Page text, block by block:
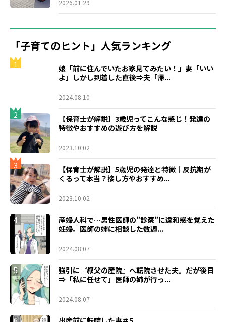
2026.01.29
「子育てのヒント」人気ランキング
1
娘「前に住んでいたお家見てみたい！」妻「いい
よ」しかし到着した直後⇒夫「帰...
2024.08.10
2
【保育士が解説】3歳児ってこんな感じ！発達の
特徴やおすすめの遊び方を解説
2023.10.02
3
【保育士が解説】5歳児の発達と特徴｜反抗期が
くるって本当？接し方やおすすめ...
2023.10.02
4
産婦人科で…男性医師の”診察”に違和感を覚えた
妊婦。医師の姉に相談した数週...
2024.08.07
5
強引に『叔父の産院』へ転院させた夫。だが後日
⇒「私に任せて」医師の姉が行っ...
2024.08.07